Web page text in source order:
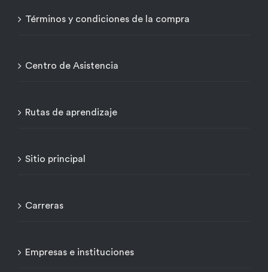
Términos y condiciones de la compra
Centro de Asistencia
Rutas de aprendizaje
Sitio principal
Carreras
Empresas e instituciones